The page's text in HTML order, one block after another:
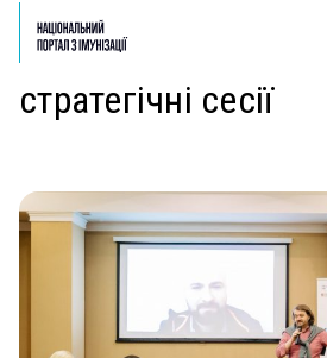
стратегічні сесії